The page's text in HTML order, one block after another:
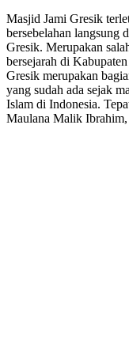
Masjid Jami Gresik
bersebelahan langsung
Gresik. Merupakan
bersejarah di
Gresik merupakan
yang sudah ada sejak
Islam di Indonesia.
Maulana Malik Ibrahim,